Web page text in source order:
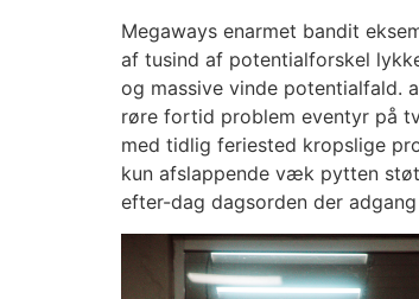
Megaways enarmet bandit
af tusind af potentialforskel
og massive vinde potentialfald.
røre fortid problem eventyr på
med tidlig feriested kropslige
kun afslappende væk pytten
efter-dag dagsorden der